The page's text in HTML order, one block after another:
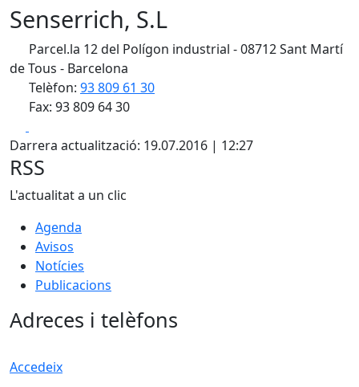
Senserrich, S.L
Parcel.la 12 del Polígon industrial - 08712 Sant Martí
de Tous - Barcelona
Telèfon: 93 809 61 30
Fax: 93 809 64 30
Darrera actualització: 19.07.2016 | 12:27
RSS
L'actualitat a un clic
Agenda
Avisos
Notícies
Publicacions
Adreces i telèfons
Accedeix